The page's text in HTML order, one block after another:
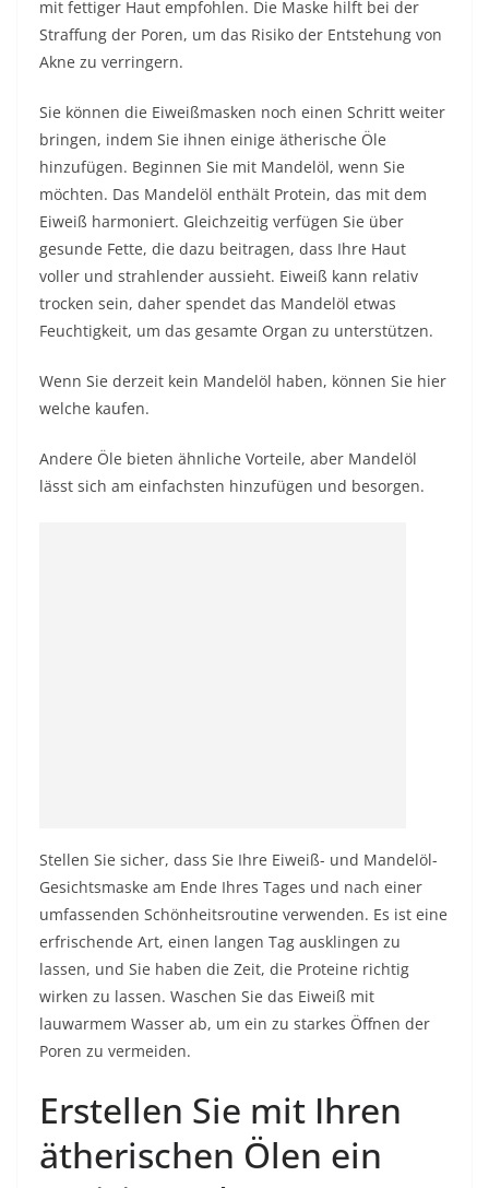
mit fettiger Haut empfohlen. Die Maske hilft bei der
Straffung der Poren, um das Risiko der Entstehung von
Akne zu verringern.
Sie können die Eiweißmasken noch einen Schritt weiter
bringen, indem Sie ihnen einige ätherische Öle
hinzufügen. Beginnen Sie mit Mandelöl, wenn Sie
möchten. Das Mandelöl enthält Protein, das mit dem
Eiweiß harmoniert. Gleichzeitig verfügen Sie über
gesunde Fette, die dazu beitragen, dass Ihre Haut
voller und strahlender aussieht. Eiweiß kann relativ
trocken sein, daher spendet das Mandelöl etwas
Feuchtigkeit, um das gesamte Organ zu unterstützen.
Wenn Sie derzeit kein Mandelöl haben, können Sie hier
welche kaufen.
Andere Öle bieten ähnliche Vorteile, aber Mandelöl
lässt sich am einfachsten hinzufügen und besorgen.
Stellen Sie sicher, dass Sie Ihre Eiweiß- und Mandelöl-
Gesichtsmaske am Ende Ihres Tages und nach einer
umfassenden Schönheitsroutine verwenden. Es ist eine
erfrischende Art, einen langen Tag ausklingen zu
lassen, und Sie haben die Zeit, die Proteine ​​richtig
wirken zu lassen. Waschen Sie das Eiweiß mit
lauwarmem Wasser ab, um ein zu starkes Öffnen der
Poren zu vermeiden.
Erstellen Sie mit Ihren
ätherischen Ölen ein